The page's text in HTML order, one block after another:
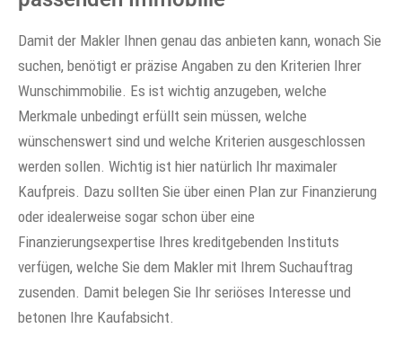
Damit der Makler Ihnen genau das anbieten kann, wonach Sie
suchen, benötigt er präzise Angaben zu den Kriterien Ihrer
Wunschimmobilie. Es ist wichtig anzugeben, welche
Merkmale unbedingt erfüllt sein müssen, welche
wünschenswert sind und welche Kriterien ausgeschlossen
werden sollen. Wichtig ist hier natürlich Ihr maximaler
Kaufpreis. Dazu sollten Sie über einen Plan zur Finanzierung
oder idealerweise sogar schon über eine
Finanzierungsexpertise Ihres kreditgebenden Instituts
verfügen, welche Sie dem Makler mit Ihrem Suchauftrag
zusenden. Damit belegen Sie Ihr seriöses Interesse und
betonen Ihre Kaufabsicht.